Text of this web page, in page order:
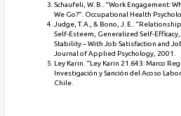
Schaufeli, W. B.. “Work Engagement:
We Go?”. Occupational Health
Judge, T. A., & Bono, J. E..
Self-Esteem, Generalized Self-
Stability – With Job Satisfaction and
Journal of Applied Psychology, 2001.
Ley Karin. “Ley Karin 21.643: Marco
Investigación y Sanción del Acoso
Chile.